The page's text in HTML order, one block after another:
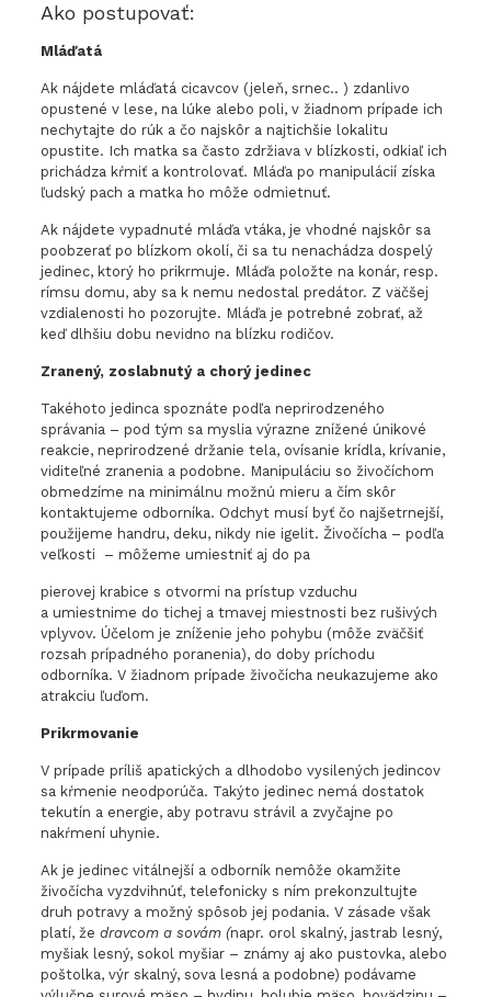
Ako postupovať:
Mláďatá
Ak nájdete mláďatá cicavcov (jeleň, srnec.. ) zdanlivo
opustené v lese, na lúke alebo poli, v žiadnom prípade ich
nechytajte do rúk a čo najskôr a najtichšie lokalitu
opustite. Ich matka sa často zdržiava v blízkosti, odkiaľ ich
prichádza kŕmiť a kontrolovať. Mláďa po manipulácií získa
ľudský pach a matka ho môže odmietnuť.
Ak nájdete vypadnuté mláďa vtáka, je vhodné najskôr sa
poobzerať po blízkom okolí, či sa tu nenachádza dospelý
jedinec, ktorý ho prikrmuje. Mláďa položte na konár, resp.
rímsu domu, aby sa k nemu nedostal predátor. Z väčšej
vzdialenosti ho pozorujte. Mláďa je potrebné zobrať, až
keď dlhšiu dobu nevidno na blízku rodičov.
Zranený, zoslabnutý a chorý jedinec
Takéhoto jedinca spoznáte podľa neprirodzeného
správania – pod tým sa myslia výrazne znížené únikové
reakcie, neprirodzené držanie tela, ovísanie krídla, krívanie,
viditeľné zranenia a podobne. Manipuláciu so živočíchom
obmedzíme na minimálnu možnú mieru a čím skôr
kontaktujeme odborníka. Odchyt musí byť čo najšetrnejší,
použijeme handru, deku, nikdy nie igelit. Živočícha – podľa
veľkosti – môžeme umiestniť aj do pa
pierovej krabice s otvormi na prístup vzduchu
a umiestnime do tichej a tmavej miestnosti bez rušivých
vplyvov. Účelom je zníženie jeho pohybu (môže zväčšiť
rozsah prípadného poranenia), do doby príchodu
odborníka. V žiadnom prípade živočícha neukazujeme ako
atrakciu ľuďom.
Prikrmovanie
V prípade príliš apatických a dlhodobo vysilených jedincov
sa kŕmenie neodporúča. Takýto jedinec nemá dostatok
tekutín a energie, aby potravu strávil a zvyčajne po
nakŕmení uhynie.
Ak je jedinec vitálnejší a odborník nemôže okamžite
živočícha vyzdvihnúť, telefonicky s ním prekonzultujte
druh potravy a možný spôsob jej podania. V zásade však
platí, že dravcom a sovám (napr. orol skalný, jastrab lesný,
myšiak lesný, sokol myšiar – známy aj ako pustovka, alebo
poštolka, výr skalný, sova lesná a podobne) podávame